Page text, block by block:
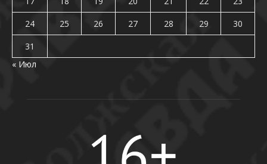
24
25 26 27 28 29
30
31
« Июл